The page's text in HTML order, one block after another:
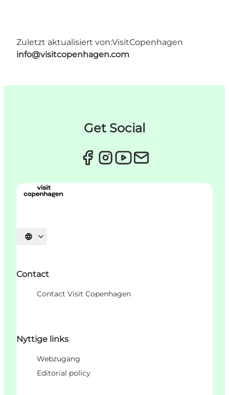
Zuletzt aktualisiert von:VisitCopenhagen
info@visitcopenhagen.com
Get Social
Sprache auswählen
Contact
Contact Visit Copenhagen
Nyttige links
Webzugang
Editorial policy